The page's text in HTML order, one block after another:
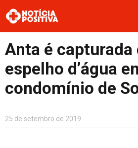
Boas Ações
Anta é capturada
espelho d’água
condomínio de
25 de setembro de 2019